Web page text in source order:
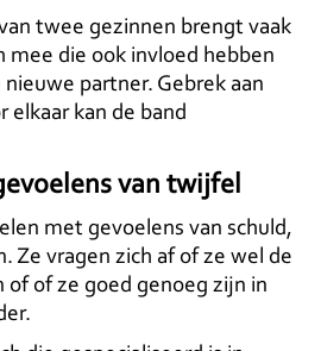
twee gezinnen brengt vaak
mee die ook invloed hebben
partner. Gebrek aan
elkaar kan de band
van twijfel
met gevoelens van schuld,
Ze vragen zich af of ze wel de
of of ze goed genoeg zijn in